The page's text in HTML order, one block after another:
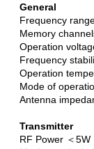
General
Frequency
Memory
Operation
Frequency
Operation
Mode of
Antenna
Transmitter
RF Power ＜5W